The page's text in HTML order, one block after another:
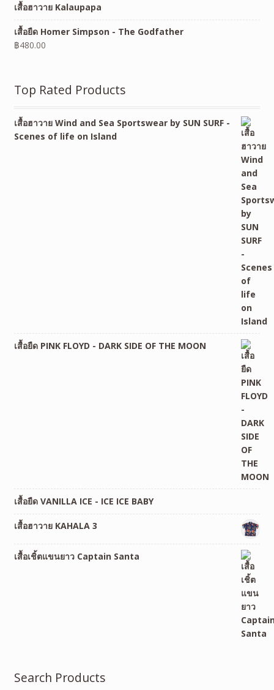
เสื้อฮาวาย Kalaupapa
เสื้อยืด Homer Simpson - The Godfather
฿480.00
Top Rated Products
เสื้อฮาวาย Wind and Sea Sportswear by SUN SURF -
Scenes of life on Island
เสื้อยืด PINK FLOYD - DARK SIDE OF THE MOON
เสื้อยืด VANILLA ICE - ICE ICE BABY
เสื้อฮาวาย KAHALA 3
เสื้อเชิ้ตแขนยาว Captain Santa
Search Products